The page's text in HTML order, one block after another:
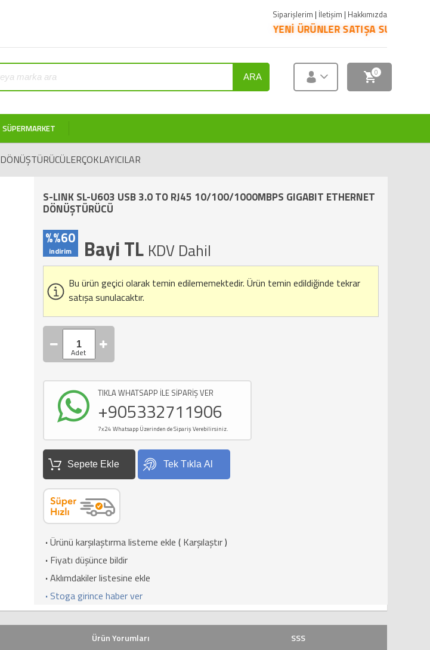
Siparişlerim | İletişim | Hakkımızda
YENİ ÜRÜNLER SATIŞA SUNULMUŞTUR.
ARA 0
SÜPERMARKET
DÖNÜŞTÜRÜCÜLERÇOKLAYICILAR
S-LINK SL-U603 USB 3.0 TO RJ45 10/100/1000MBPS GIGABIT ETHERNET
DÖNÜŞTÜRÜCÜ
%%60
indirim Bayi TL KDV Dahil
Bu ürün geçici olarak temin edilememektedir. Ürün temin edildiğinde tekrar
satışa sunulacaktır.
TIKLA WHATSAPP İLE SİPARİŞ VER
+905332711906
7x24 Whatsapp Üzerinden de Sipariş Verebilirsiniz.
Sepete Ekle Tek Tıkla Al
·Ürünü karşılaştırma listeme ekle ( Karşılaştır)
· Fiyatı düşünce bildir
·Aklımdakiler listesine ekle
· Stoga girince haber ver
Ürün Yorumları SSS